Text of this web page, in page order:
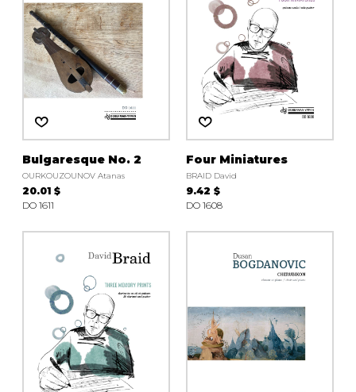
Bulgaresque No. 2
OURKOUZOUNOV Atanas
20.01 $
DO 1611
Four Miniatures
BRAID David
9.42 $
DO 1608